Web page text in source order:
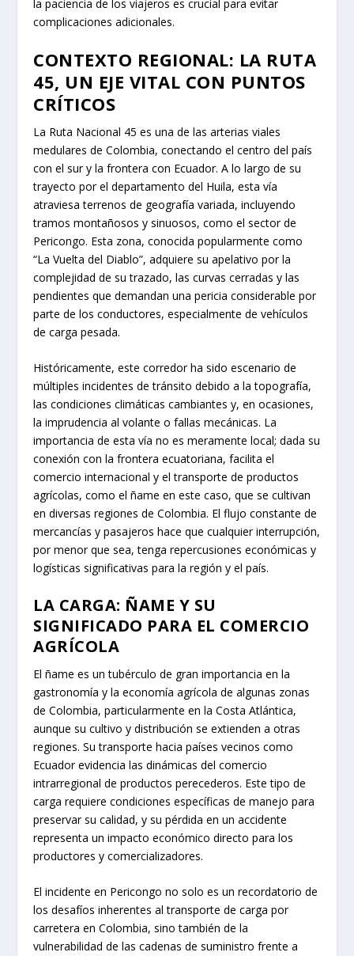
la paciencia de los viajeros es crucial para evitar
complicaciones adicionales.
CONTEXTO REGIONAL: LA RUTA
45, UN EJE VITAL CON PUNTOS
CRÍTICOS
La Ruta Nacional 45 es una de las arterias viales
medulares de Colombia, conectando el centro del país
con el sur y la frontera con Ecuador. A lo largo de su
trayecto por el departamento del Huila, esta vía
atraviesa terrenos de geografía variada, incluyendo
tramos montañosos y sinuosos, como el sector de
Pericongo. Esta zona, conocida popularmente como
“La Vuelta del Diablo”, adquiere su apelativo por la
complejidad de su trazado, las curvas cerradas y las
pendientes que demandan una pericia considerable por
parte de los conductores, especialmente de vehículos
de carga pesada.
Históricamente, este corredor ha sido escenario de
múltiples incidentes de tránsito debido a la topografía,
las condiciones climáticas cambiantes y, en ocasiones,
la imprudencia al volante o fallas mecánicas. La
importancia de esta vía no es meramente local; dada su
conexión con la frontera ecuatoriana, facilita el
comercio internacional y el transporte de productos
agrícolas, como el ñame en este caso, que se cultivan
en diversas regiones de Colombia. El flujo constante de
mercancías y pasajeros hace que cualquier interrupción,
por menor que sea, tenga repercusiones económicas y
logísticas significativas para la región y el país.
LA CARGA: ÑAME Y SU
SIGNIFICADO PARA EL COMERCIO
AGRÍCOLA
El ñame es un tubérculo de gran importancia en la
gastronomía y la economía agrícola de algunas zonas
de Colombia, particularmente en la Costa Atlántica,
aunque su cultivo y distribución se extienden a otras
regiones. Su transporte hacia países vecinos como
Ecuador evidencia las dinámicas del comercio
intrarregional de productos perecederos. Este tipo de
carga requiere condiciones específicas de manejo para
preservar su calidad, y su pérdida en un accidente
representa un impacto económico directo para los
productores y comercializadores.
El incidente en Pericongo no solo es un recordatorio de
los desafíos inherentes al transporte de carga por
carretera en Colombia, sino también de la
vulnerabilidad de las cadenas de suministro frente a